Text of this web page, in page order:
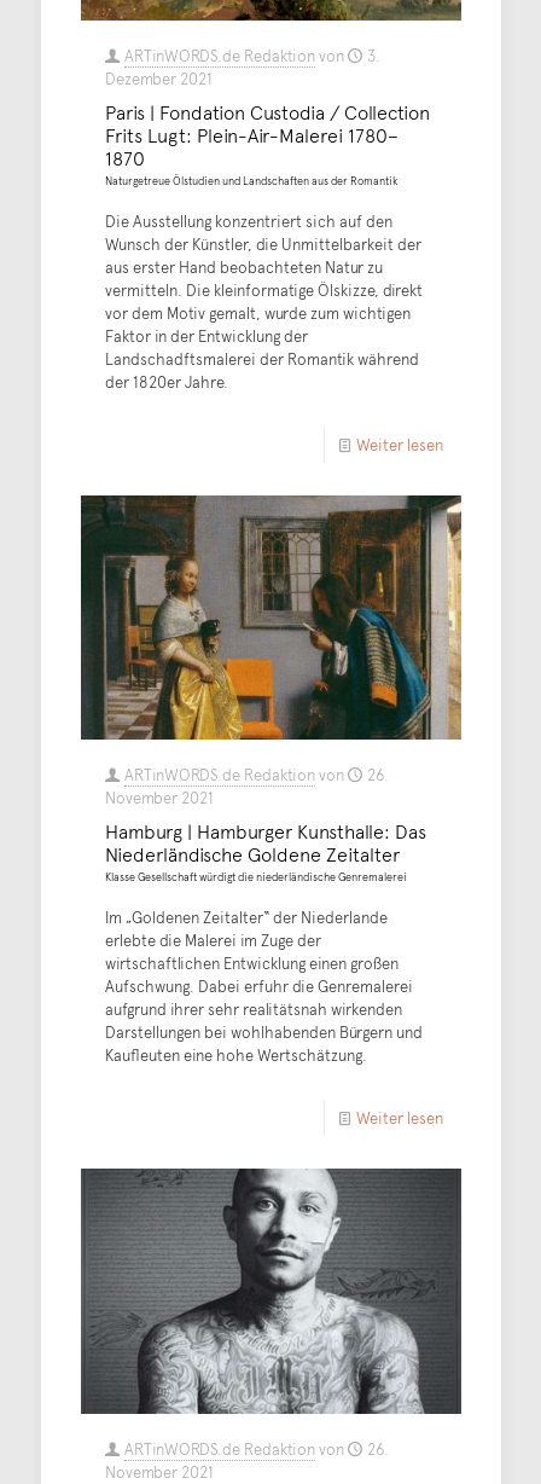
ARTinWORDS.de Redaktionvon
3.
Dezember 2021
Paris | Fondation Custodia / Collection
Frits Lugt: Plein-Air-Malerei 1780–
1870
Naturgetreue Ölstudien und Landschaften aus der Romantik
Die Ausstellung konzentriert sich auf den
Wunsch der Künstler, die Unmittelbarkeit der
aus erster Hand beobachteten Natur zu
vermitteln. Die kleinformatige Ölskizze, direkt
vor dem Motiv gemalt, wurde zum wichtigen
Faktor in der Entwicklung der
Landschadftsmalerei der Romantik während
der 1820er Jahre.
Weiter lesen
ARTinWORDS.de Redaktionvon
26.
November 2021
Hamburg | Hamburger Kunsthalle: Das
Niederländische Goldene Zeitalter
Klasse Gesellschaft würdigt die niederländische Genremalerei
Im „Goldenen Zeitalter“ der Niederlande
erlebte die Malerei im Zuge der
wirtschaftlichen Entwicklung einen großen
Aufschwung. Dabei erfuhr die Genremalerei
aufgrund ihrer sehr realitätsnah wirkenden
Darstellungen bei wohlhabenden Bürgern und
Kaufleuten eine hohe Wertschätzung.
Weiter lesen
ARTinWORDS.de Redaktionvon
26.
November 2021